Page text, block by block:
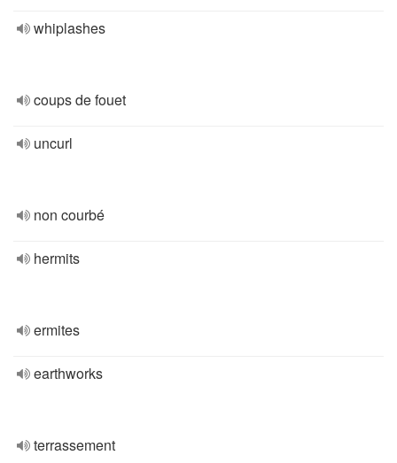
whiplashes
coups de fouet
uncurl
non courbé
hermits
ermites
earthworks
terrassement